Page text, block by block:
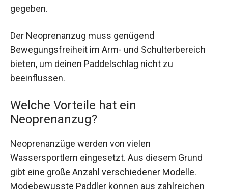
gegeben.
Der Neoprenanzug muss genügend
Bewegungsfreiheit im Arm- und Schulterbereich
bieten, um deinen Paddelschlag nicht zu
beeinflussen.
Welche Vorteile hat ein
Neoprenanzug?
Neoprenanzüge werden von vielen
Wassersportlern eingesetzt. Aus diesem Grund
gibt eine große Anzahl verschiedener Modelle.
Modebewusste Paddler können aus zahlreichen